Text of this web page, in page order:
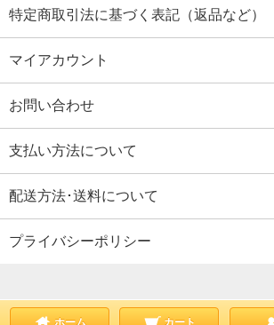
特定商取引法に基づく表記（返品など）
マイアカウント
お問い合わせ
支払い方法について
配送方法･送料について
プライバシーポリシー
ホーム カート